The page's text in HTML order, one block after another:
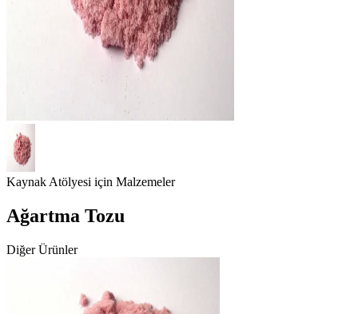
Kaynak Atölyesi için Malzemeler
Ağartma Tozu
Diğer Ürünler